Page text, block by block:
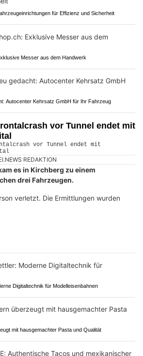
für Effizienz und Sicherheit
Messer aus dem Handwerk
Autocenter Kehrsatz GmbH für Ihr Fahrzeug
vor Tunnel endet mit
REDAKTION
es in Kirchberg zu einem
drei Fahrzeugen.
verletzt. Die Ermittlungen wurden
Digitaltechnik für Modelleisenbahnen
mit hausgemachter Pasta und Qualität